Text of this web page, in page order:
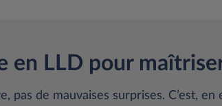
en LLD pour
pas de mauvaises surprises. C’est,